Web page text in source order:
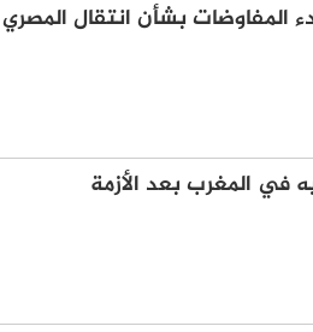
المفاوضات بشأن انتقال المصري
في المغرب بعد الأزمة